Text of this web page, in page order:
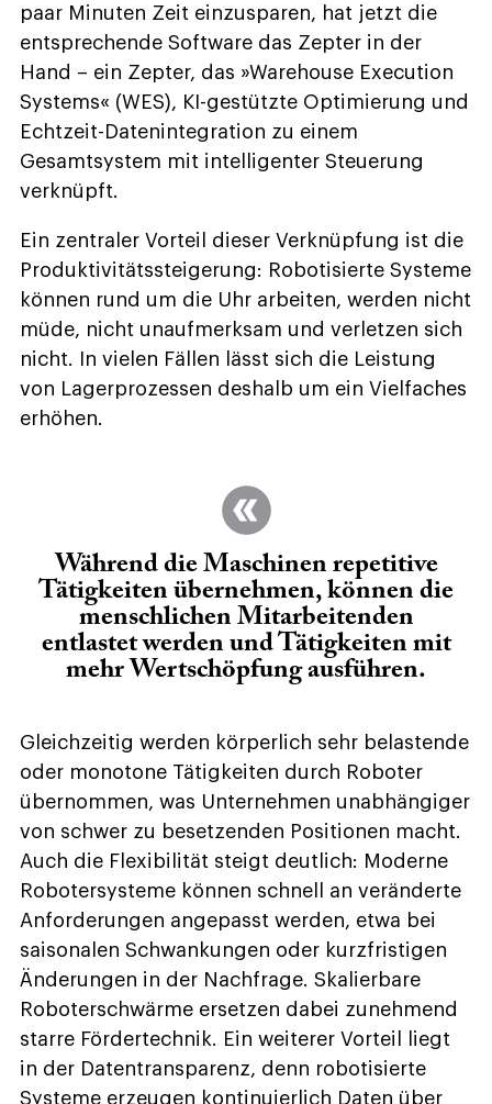
paar Minuten Zeit einzusparen, hat jetzt die
entsprechende Software das Zepter in der
Hand – ein Zepter, das »Warehouse Execution
Systems« (WES), KI-gestützte Optimierung und
Echtzeit-Datenintegration zu einem
Gesamtsystem mit intelligenter Steuerung
verknüpft.
Ein zentraler Vorteil dieser Verknüpfung ist die
Produktivitätssteigerung: Robotisierte Systeme
können rund um die Uhr arbeiten, werden nicht
müde, nicht unaufmerksam und verletzen sich
nicht. In vielen Fällen lässt sich die Leistung
von Lagerprozessen deshalb um ein Vielfaches
erhöhen.
Während die Maschinen repetitive
Tätigkeiten übernehmen, können die
menschlichen Mitarbeitenden
entlastet werden und Tätigkeiten mit
mehr Wertschöpfung ausführen.
Gleichzeitig werden körperlich sehr belastende
oder monotone Tätigkeiten durch Roboter
übernommen, was Unternehmen unabhängiger
von schwer zu besetzenden Positionen macht.
Auch die Flexibilität steigt deutlich: Moderne
Robotersysteme können schnell an veränderte
Anforderungen angepasst werden, etwa bei
saisonalen Schwankungen oder kurzfristigen
Änderungen in der Nachfrage. Skalierbare
Roboterschwärme ersetzen dabei zunehmend
starre Fördertechnik. Ein weiterer Vorteil liegt
in der Datentransparenz, denn robotisierte
Systeme erzeugen kontinuierlich Daten über